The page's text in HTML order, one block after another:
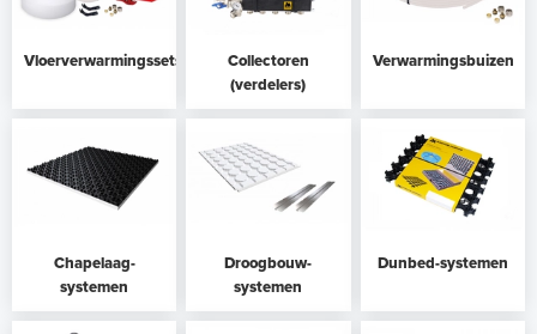
Vloerverwarmingssets
Collectoren
(verdelers)
Verwarmingsbuizen
Chapelaag-
systemen
Droogbouw-
systemen
Dunbed-systemen